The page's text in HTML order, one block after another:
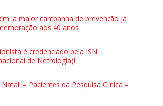
a maior campanha de prevenção já
aos 40 anos
é credenciado pela ISN
de Nefrologia)!
– Pacientes da Pesquisa Clínica –